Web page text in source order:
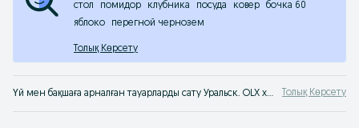
стол помидор клубника посуда ковер
бочка 60
яблоко
перегной чернозем
Толық Көрсету
Үй мен бақшаға арналған тауарларды сату Уральск. OLX хабарландырулар сервисінен б/қ үйге арналған тауарларды тез әрі оңай сатып алуға болады. Үй мен бақшаға арналған тек ең жақсы тауарларды OLX Уральск сервисінен сатып ал! Толық Көрсету